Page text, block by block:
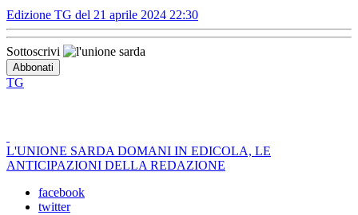
Edizione TG del 21 aprile 2024 22:30
Sottoscrivi
TG
L'UNIONE SARDA DOMANI IN EDICOLA, LE
ANTICIPAZIONI DELLA REDAZIONE
facebook
twitter